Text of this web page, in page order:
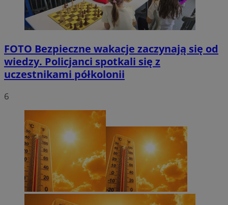
FOTO Bezpieczne wakacje zaczynają się od
wiedzy. Policjanci spotkali się z
uczestnikami półkolonii
6